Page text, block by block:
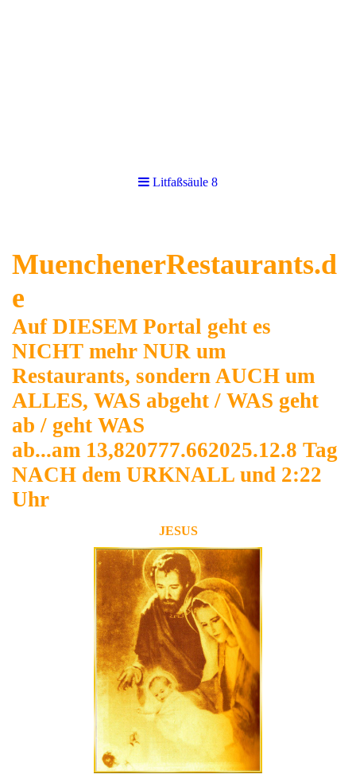
Litfaßsäule 8
MuenchenerRestaurants.d
e
Auf DIESEM Portal geht es
NICHT mehr NUR um
Restaurants, sondern AUCH um
ALLES, WAS abgeht / WAS geht
ab / geht WAS
ab...am 13,820777.662025.12.8 Tag
NACH dem URKNALL und 2:22
Uhr
JESUS